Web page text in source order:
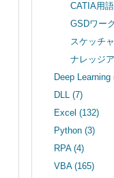
CATIA用
GSDワー
スケッチ
ナレッジ
Deep Learning
DLL (7)
Excel (132)
Python (3)
RPA (4)
VBA (165)